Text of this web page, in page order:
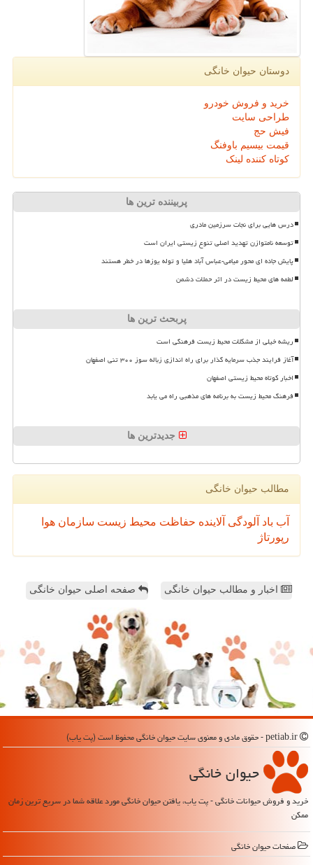
دوستان حیوان خانگی
خرید و فروش خودرو
طراحی سایت
فیش حج
قیمت بیسیم باوفنگ
کوتاه کننده لینک
پربیننده ترین ها
درس هایی برای نجات سرزمین مادری
توسعه نامتوازن تهدید اصلی تنوع زیستی ایران است
پایش جاده ای محور میامی-عباس آباد هلیا و توله یوزها در خطر هستند
لطمه های محیط زیست در اثر حملات دشمن
پربحث ترین ها
ریشه خیلی از مشکلات محیط زیست فرهنگی است
آغاز فرایند جذب سرمایه گذار برای راه اندازی زباله سوز ۳۰۰ تنی اصفهان
اخبار کوتاه محیط زیستی اصفهان
فرهنگ محیط زیست به برنامه های مذهبی راه می یابد
جدیدترین ها
مطالب حیوان خانگی
آب باد آلودگی آلاینده حفاظت محیط زیست سازمان هوا
رپورتاژ
اخبار و مطالب حیوان خانگی صفحه اصلی حیوان خانگی
حیوان خانگی
خرید و فروش حیوانات خانگی - پت یاب، یافتن حیوان خانگی مورد علاقه شما در سریع ترین زمان
ممکن
صفحات حیوان خانگی